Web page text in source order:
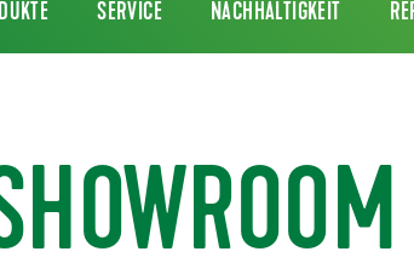
SERVICE NACHHALTIGKEIT